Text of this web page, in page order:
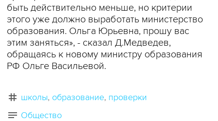
быть действительно меньше, но критерии
этого уже должно выработать министерство
образования. Ольга Юрьевна, прошу вас
этим заняться», - сказал Д.Медведев,
обращаясь к новому министру образования
РФ Ольге Васильевой.
школы образование проверки
Общество